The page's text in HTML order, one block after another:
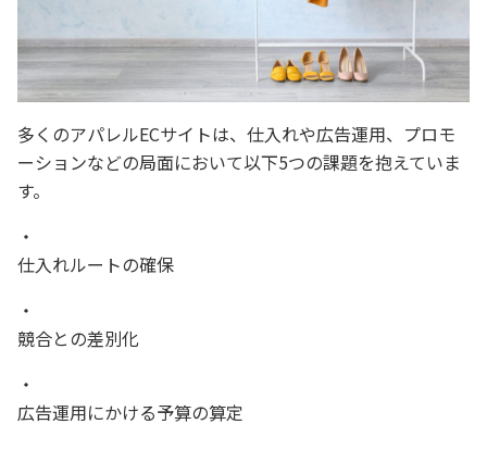
多くのアパレルECサイトは、仕入れや広告運用、プロモ
ーションなどの局面において以下5つの課題を抱えていま
す。
仕入れルートの確保
競合との差別化
広告運用にかける予算の算定